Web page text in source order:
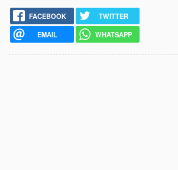
FACEBOOK
TWITTER
EMAIL
WHATSAPP